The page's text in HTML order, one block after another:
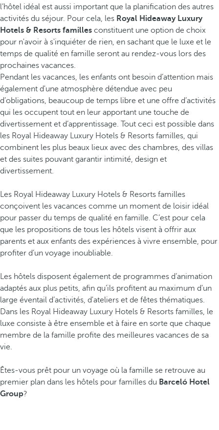
l’hôtel idéal est aussi important que la planification des autres
activités du séjour. Pour cela, les Royal Hideaway Luxury
Hotels & Resorts familles constituent une option de choix
pour n'avoir à s'inquiéter de rien, en sachant que le luxe et le
temps de qualité en famille seront au rendez-vous lors des
prochaines vacances.
Pendant les vacances, les enfants ont besoin d’attention mais
également d'une atmosphère détendue avec peu
d’obligations, beaucoup de temps libre et une offre d’activités
qui les occupent tout en leur apportant une touche de
divertissement et d’apprentissage. Tout ceci est possible dans
les Royal Hideaway Luxury Hotels & Resorts familles, qui
combinent les plus beaux lieux avec des chambres, des villas
et des suites pouvant garantir intimité, design et
divertissement.
Les Royal Hideaway Luxury Hotels & Resorts familles
conçoivent les vacances comme un moment de loisir idéal
pour passer du temps de qualité en famille. C’est pour cela
que les propositions de tous les hôtels visent à offrir aux
parents et aux enfants des expériences à vivre ensemble, pour
profiter d’un voyage inoubliable.
Les hôtels disposent également de programmes d’animation
adaptés aux plus petits, afin qu’ils profitent au maximum d'un
large éventail d’activités, d'ateliers et de fêtes thématiques.
Dans les Royal Hideaway Luxury Hotels & Resorts familles, le
luxe consiste à être ensemble et à faire en sorte que chaque
membre de la famille profite des meilleures vacances de sa
vie.
Êtes-vous prêt pour un voyage où la famille se retrouve au
premier plan dans les hôtels pour familles du Barceló Hotel
Group?